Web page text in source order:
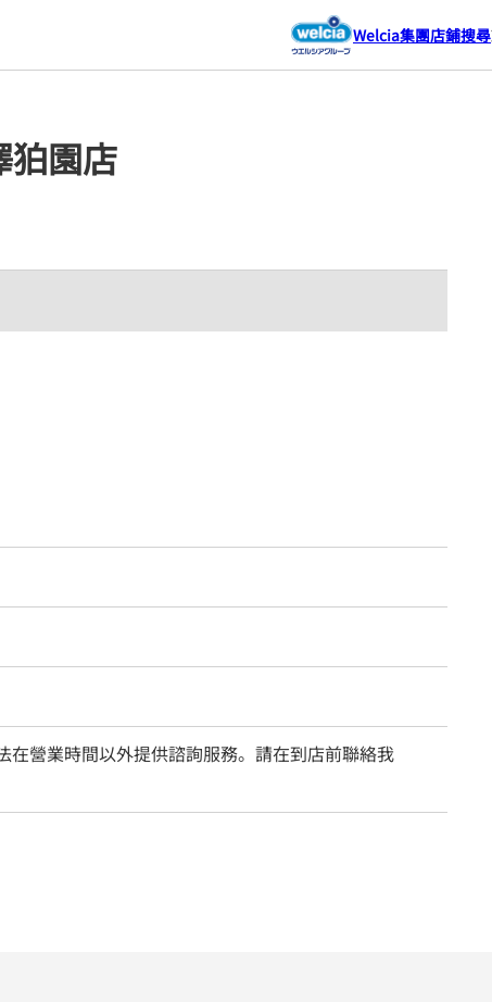
Welcia集團店鋪搜尋
狛園店
在營業時間以外提供諮詢服務。請在到店前聯絡我